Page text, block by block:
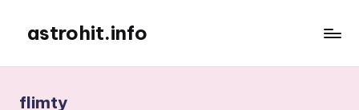
content
astrohit.info
Akurat
flimty